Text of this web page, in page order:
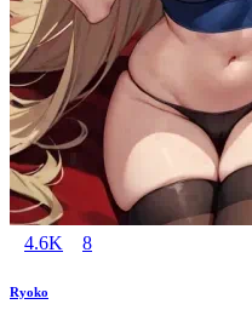
4.6K 8
Ryoko